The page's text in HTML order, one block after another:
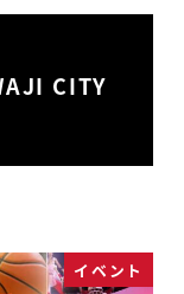
CITY
イベント